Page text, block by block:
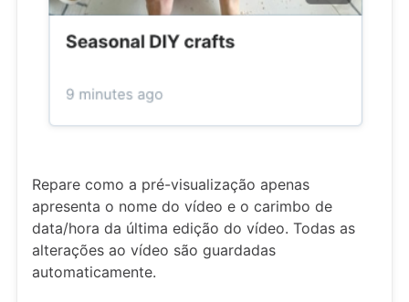
Repare como a pré-visualização apenas
apresenta o nome do vídeo e o carimbo de
data/hora da última edição do vídeo. Todas as
alterações ao vídeo são guardadas
automaticamente.